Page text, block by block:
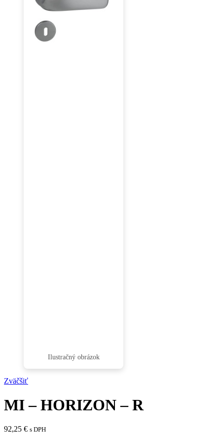
Zväčšiť
MI – HORIZON – R
92,25 € s DPH